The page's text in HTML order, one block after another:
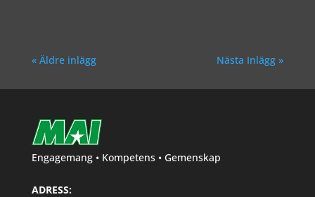
« Äldre inlägg Nästa Inlägg »
Engagemang • Kompetens • Gemenskap
ADRESS: